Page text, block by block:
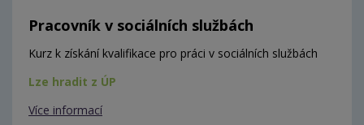
Pracovník v sociálních službách
Kurz k získání kvalifikace pro práci v sociálních službách
Lze hradit z ÚP
Více informací